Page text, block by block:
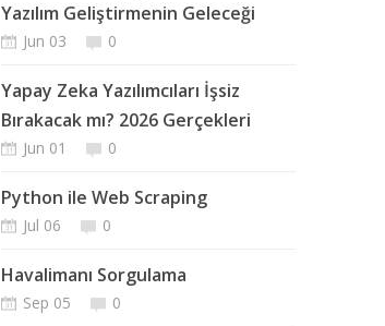
Yazılım Geliştirmenin Geleceği
Jun 03 0
Yapay Zeka Yazılımcıları İşsiz
Bırakacak mı? 2026 Gerçekleri
Jun 01 0
Python ile Web Scraping
Jul 06 0
Havalimanı Sorgulama
Sep 05 0